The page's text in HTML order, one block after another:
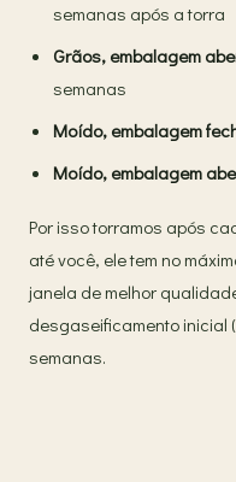
semanas após a torra
Grãos, embalagem
semanas
Moído, embalagem
Moído, embalagem
Por isso torramos após
até você, ele tem no
janela de melhor
desgaseificamento inicial
semanas.